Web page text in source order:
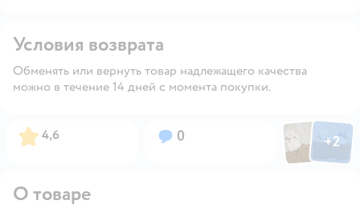
Условия возврата
Обменять или вернуть товар надлежащего качества
можно в течение 14 дней с момента покупки.
Рейтинг:
4,6 Вопросов:
0 ФотоФото
+2
О товаре